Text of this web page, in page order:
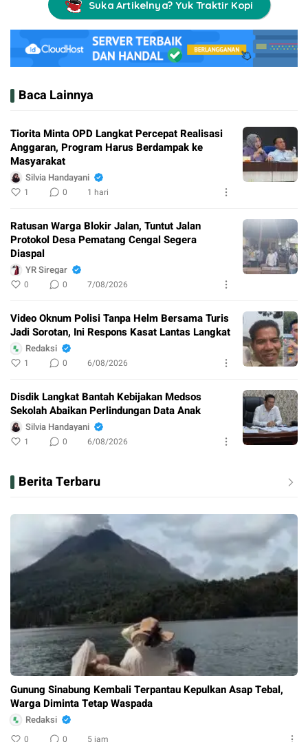
Suka Artikelnya? Yuk Traktir Kopi
Baca Lainnya
Tiorita Minta OPD Langkat Percepat Realisasi
Anggaran, Program Harus Berdampak ke
Masyarakat
Silvia Handayani
1 0 1 hari
Ratusan Warga Blokir Jalan, Tuntut Jalan
Protokol Desa Pematang Cengal Segera
Diaspal
YR Siregar
0 0 7/08/2026
Video Oknum Polisi Tanpa Helm Bersama Turis
Jadi Sorotan, Ini Respons Kasat Lantas Langkat
Redaksi
1 0 6/08/2026
Disdik Langkat Bantah Kebijakan Medsos
Sekolah Abaikan Perlindungan Data Anak
Silvia Handayani
1 0 6/08/2026
Berita Terbaru
Gunung Sinabung Kembali Terpantau Kepulkan Asap Tebal,
Warga Diminta Tetap Waspada
Redaksi
0 0 5 jam